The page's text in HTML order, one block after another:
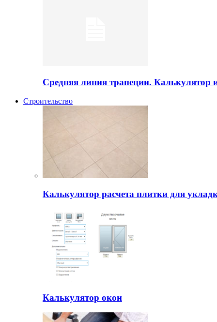
Средняя линия трапеции.
Строительство
Калькулятор расчета плитки для
Калькулятор окон